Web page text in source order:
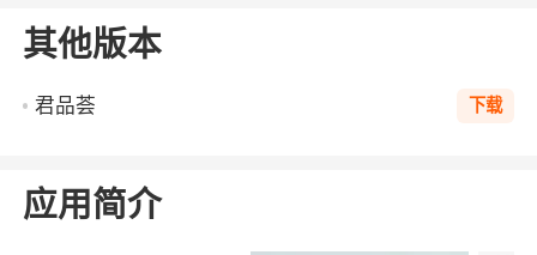
其他版本
君品荟 下载
应用简介